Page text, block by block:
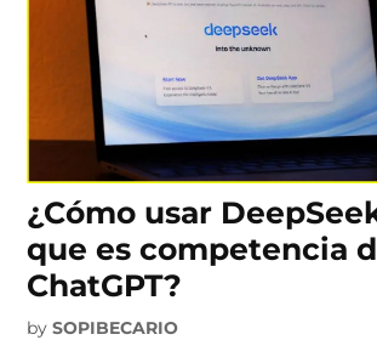
¿Cómo usar
que es competencia
ChatGPT?
by SOPIBECARIO